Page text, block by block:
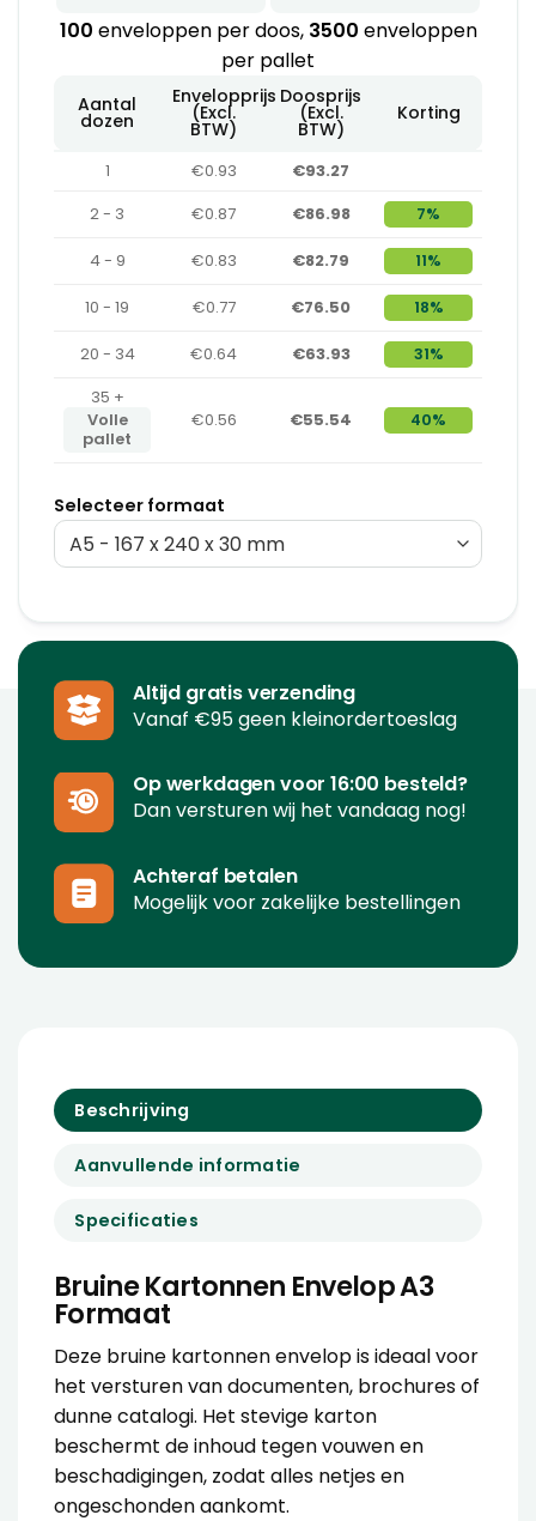
100 enveloppen per doos, 3500 enveloppen
per pallet
Aantal
dozen
Envelopprijs
(Excl.
BTW)
Doosprijs
(Excl.
BTW)
Korting
1 €0.93
€93.27
2 - 3
€0.87 €86.98 7%
4 - 9 €0.83 €82.79 11%
10 - 19 €0.77 €76.50 18%
20 - 34 €0.64 €63.93
31%
35 +
Volle
pallet
€0.56 €55.54 40%
Selecteer formaat
Altijd gratis verzending
Vanaf €95 geen kleinordertoeslag
Op werkdagen voor 16:00 besteld?
Dan versturen wij het vandaag nog!
Achteraf betalen
Mogelijk voor zakelijke bestellingen
Beschrijving
Aanvullende informatie
Specificaties
Bruine Kartonnen Envelop A3
Formaat
Deze bruine kartonnen envelop is ideaal voor
het versturen van documenten, brochures of
dunne catalogi. Het stevige karton
beschermt de inhoud tegen vouwen en
beschadigingen, zodat alles netjes en
ongeschonden aankomt.